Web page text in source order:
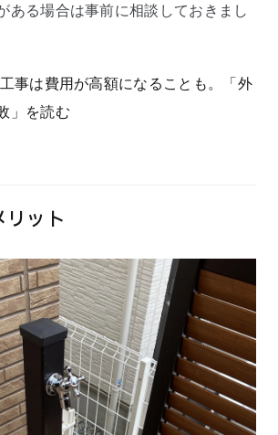
ある場合は事前に相談しておきまし
事は費用が高額になることも。「外
」を読む
ット